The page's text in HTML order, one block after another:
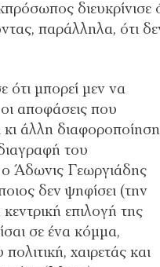
διευκρίνισε
παράλληλα, ότι
μπορεί μεν να
αποφάσεις που
κι άλλη διαφοροποίηση
του
Άδωνις Γεωργιάδης
δεν ψηφίσει (την
επιλογή της
σε ένα κόμμα,
χαιρετάς και